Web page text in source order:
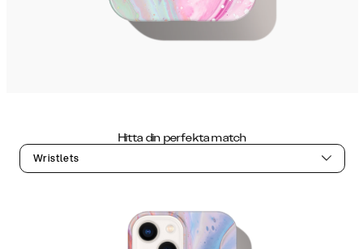
Hitta din perfekta match
Wristlets